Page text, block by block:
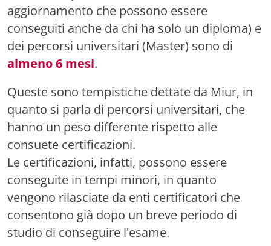
aggiornamento che possono essere
conseguiti anche da chi ha solo un diploma) e
dei percorsi universitari (Master) sono di
almeno 6 mesi.
Queste sono tempistiche dettate da Miur, in
quanto si parla di percorsi universitari, che
hanno un peso differente rispetto alle
consuete certificazioni.
Le certificazioni, infatti, possono essere
conseguite in tempi minori, in quanto
vengono rilasciate da enti certificatori che
consentono già dopo un breve periodo di
studio di conseguire l'esame.